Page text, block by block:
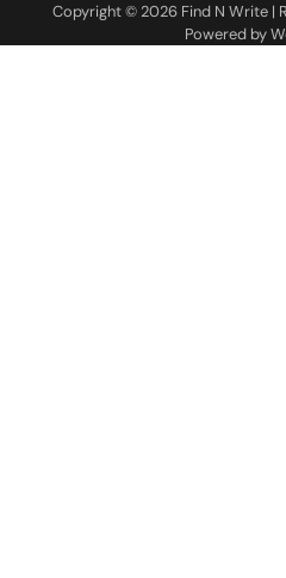
Copyright © 2026 Find N Write|
Powered by